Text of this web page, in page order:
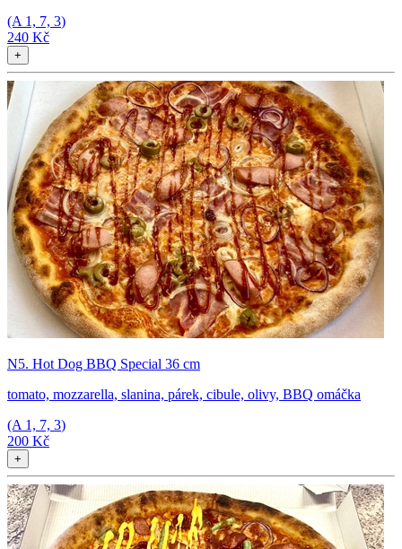
(A 1, 7, 3)
240 Kč
+
N5. Hot Dog BBQ Special 36 cm
tomato, mozzarella, slanina, párek, cibule, olivy, BBQ omáčka
(A 1, 7, 3)
200 Kč
+